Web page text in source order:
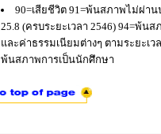
90=เสียชีวิต 91=พ้นสภาพไม่ผ่า
25.8 (ครบระยะเวลา 2546) 94=พ้
และค่าธรรมเนียมต่างๆ ตามระยะเ
พ้นสภาพการเป็นนักศึกษา